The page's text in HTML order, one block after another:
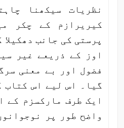
نظریات سیکھنا
کیریرازم کے چکر
پرستی کی جانب
اوز کے ذریعے غیر
فضول اور بے معنی
گیا۔ اس لیے اس کتاب
ایک طرف مارکسزم کے
واضح طور پر